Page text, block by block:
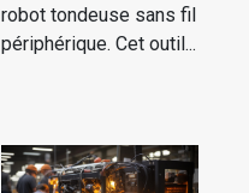
robot tondeuse sans fil
périphérique. Cet outil...